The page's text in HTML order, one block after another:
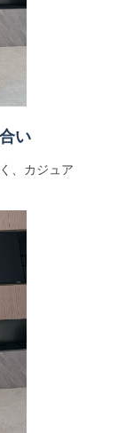
い
、カジュア